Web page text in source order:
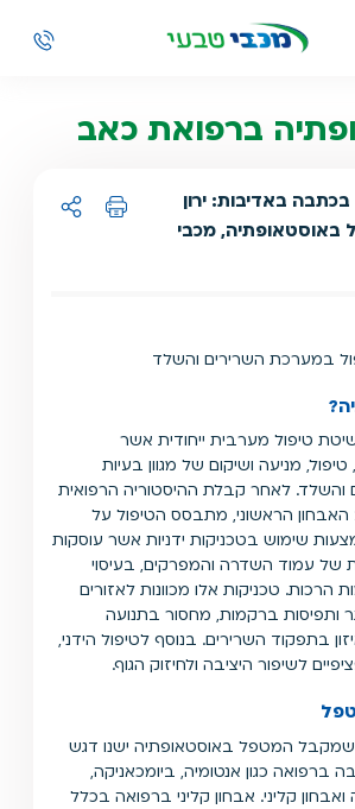
ברפואת כאב
באדיבות: ירון
באוסטאופתיה, מכבי
במערכת השרירים והשלד
טיפול מערבית ייחודית אשר
מניעה ושיקום של מגוון בעיות
לאחר קבלת ההיסטוריה הרפואית
הראשוני, מתבסס הטיפול על
שימוש בטכניקות ידניות אשר עוסקות
של עמוד השדרה והמפרקים, בעיסוי
הרכות. טכניקות אלו מכוונות לאזורים
ותפיסות ברקמות, מחסור בתנועה
בתפקוד השרירים. בנוסף לטיפול הידני,
לשיפור היציבה ולחיזוק הגוף.
המטפל באוסטאופתיה ישנו דגש
ברפואה כגון אנטומיה, ביומכאניקה,
ואבחון קליני. אבחון קליני ברפואה בכלל